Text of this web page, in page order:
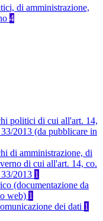
di amministrazione,
4
politici di cui all'art. 14,
2013 (da pubblicare in
di amministrazione, di
di cui all'art. 14, co.
2013 1
(documentazione da
web) 1
dei dati 1